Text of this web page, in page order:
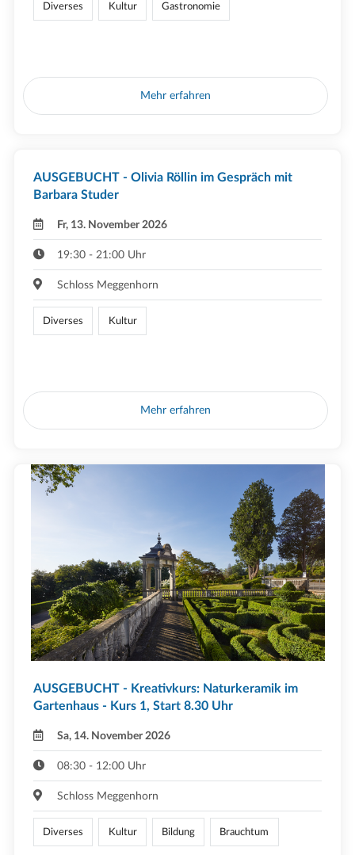
Diverses Kultur Gastronomie
Mehr erfahren
AUSGEBUCHT - Olivia Röllin im Gespräch mit
Barbara Studer
Fr, 13. November 2026
19:30 - 21:00 Uhr
Schloss Meggenhorn
Diverses Kultur
Mehr erfahren
AUSGEBUCHT - Kreativkurs: Naturkeramik im
Gartenhaus - Kurs 1, Start 8.30 Uhr
Sa, 14. November 2026
08:30 - 12:00 Uhr
Schloss Meggenhorn
Diverses Kultur Bildung Brauchtum